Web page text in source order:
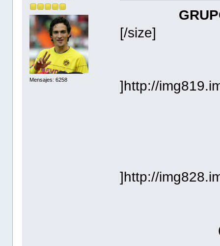
Mensajes: 6258
[/size]
]http://
]http://